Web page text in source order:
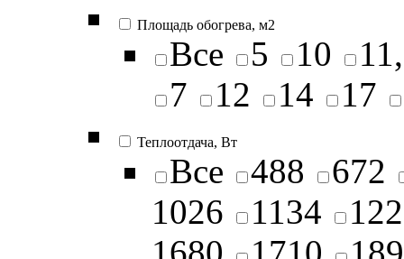
Площадь обогрева, м2
Все 5 10
7
12 14 17
Теплоотдача, Вт
Все 488
672
1026
1134